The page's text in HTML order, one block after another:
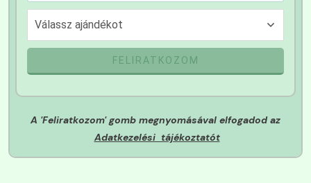
Válassz ajándékot
FELIRATKOZOM
A 'Feliratkozom' gomb megnyomásával elfogadod az
Adatkezelési tájékoztatót